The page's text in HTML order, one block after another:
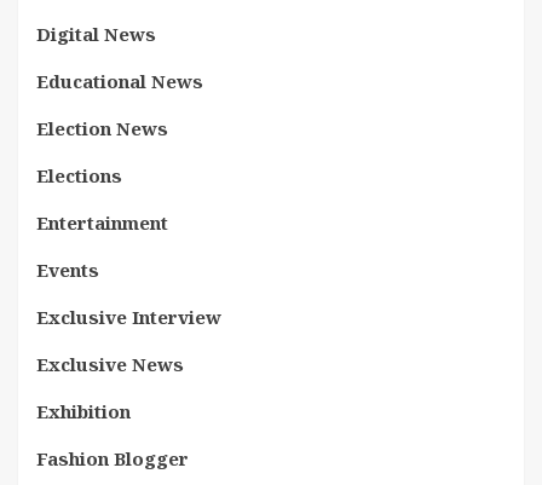
Digital News
Educational News
Election News
Elections
Entertainment
Events
Exclusive Interview
Exclusive News
Exhibition
Fashion Blogger